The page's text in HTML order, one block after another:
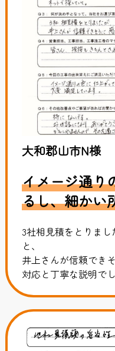
大和郡山市N様
イメージ通り
るし、細かい
3社相見積をとりま
と、
井上さんが信頼でき
対応と丁寧な説明でし